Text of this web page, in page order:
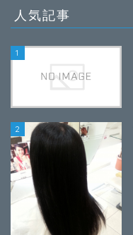
人気記事
1
2